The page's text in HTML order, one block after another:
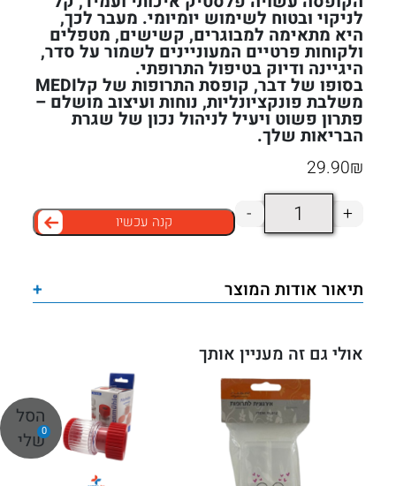
0
הסל
שלי
לניקוי ובטוח לשימוש יומיומי. מעבר לכך,
היא מתאימה למבוגרים, קשישים, מטפלים
ולקוחות פרטיים המעוניינים לשמור על סדר,
היגיינה ודיוק בטיפול התרופתי.
בסופו של דבר, קופסת התרופות של קלMEDI
משלבת פונקציונליות, נוחות ועיצוב מושלם –
פתרון פשוט ויעיל לניהול נכון של שגרת
הבריאות שלך.
₪
29.90
+ כמות
של
תרופות
שבועית
–
צבעים
- קנה עכשיו
תיאור אודות המוצר +
אולי גם זה מעניין אותך